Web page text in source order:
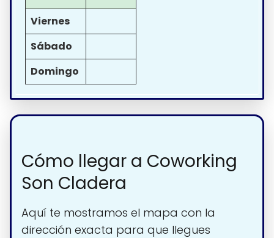
Viernes
Sábado
Domingo
Cómo llegar a Coworking
Son Cladera
Aquí te mostramos el mapa con la
dirección exacta para que llegues